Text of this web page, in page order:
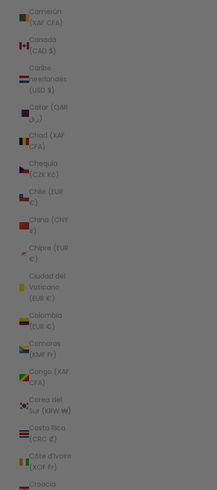
Camerún
(XAF CFA)
Canadá
(CAD $)
Caribe
neerlandés
(USD $)
Catar (QAR
ر.ق)
Chad (XAF
CFA)
Chequia
(CZK Kč)
Chile (EUR
€)
China (CNY
¥)
Chipre (EUR
€)
Ciudad del
Vaticano
(EUR €)
Colombia
(EUR €)
Comoras
(KMF Fr)
Congo (XAF
CFA)
Corea del
Sur (KRW ₩)
Costa Rica
(CRC ₡)
Côte d’Ivoire
(XOF Fr)
Croacia